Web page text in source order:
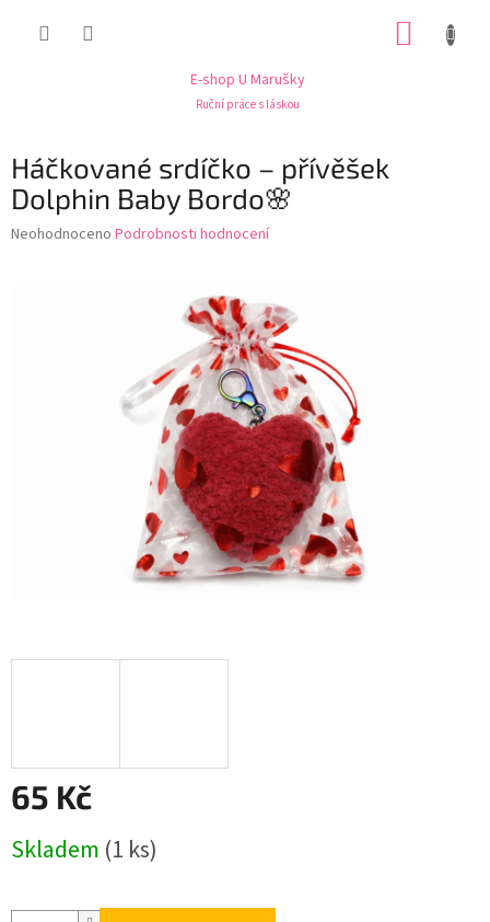
E-shop U Marušky
Ruční práce s láskou
Háčkované srdíčko – přívěšek
Dolphin Baby Bordo🌸
Průměrné
Neohodnoceno Podrobnosti hodnocení
65 Kč
cena:
Skladem (1 ks)